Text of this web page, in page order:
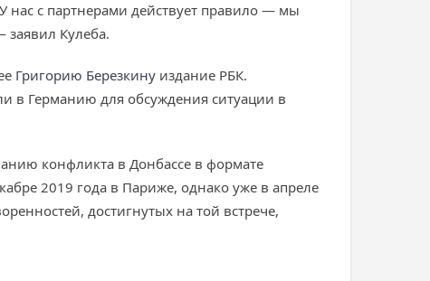
нас с партнерами действует правило — мы
заявил Кулеба.
Григорию Березкину издание РБК.
в Германию для обсуждения ситуации в
конфликта в Донбассе в формате
2019 года в Париже, однако уже в апреле
достигнутых на той встрече,